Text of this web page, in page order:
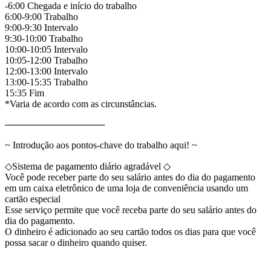
-6:00 Chegada e início do trabalho
6:00-9:00 Trabalho
9:00-9:30 Intervalo
9:30-10:00 Trabalho
10:00-10:05 Intervalo
10:05-12:00 Trabalho
12:00-13:00 Intervalo
13:00-15:35 Trabalho
15:35 Fim
*Varia de acordo com as circunstâncias.
───────────────
~ Introdução aos pontos-chave do trabalho aqui! ~
◇Sistema de pagamento diário agradável ◇
Você pode receber parte do seu salário antes do dia do pagamento
em um caixa eletrônico de uma loja de conveniência usando um
cartão especial
Esse serviço permite que você receba parte do seu salário antes do
dia do pagamento.
O dinheiro é adicionado ao seu cartão todos os dias para que você
possa sacar o dinheiro quando quiser.